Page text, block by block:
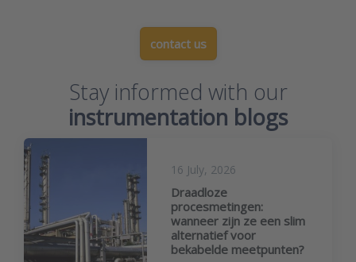
contact us
Stay informed with our
instrumentation blogs
16 July, 2026
Draadloze
procesmetingen:
wanneer zijn ze een slim
alternatief voor
bekabelde meetpunten?